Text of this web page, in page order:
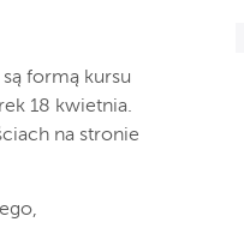
formą kursu
18 kwietnia.
na stronie